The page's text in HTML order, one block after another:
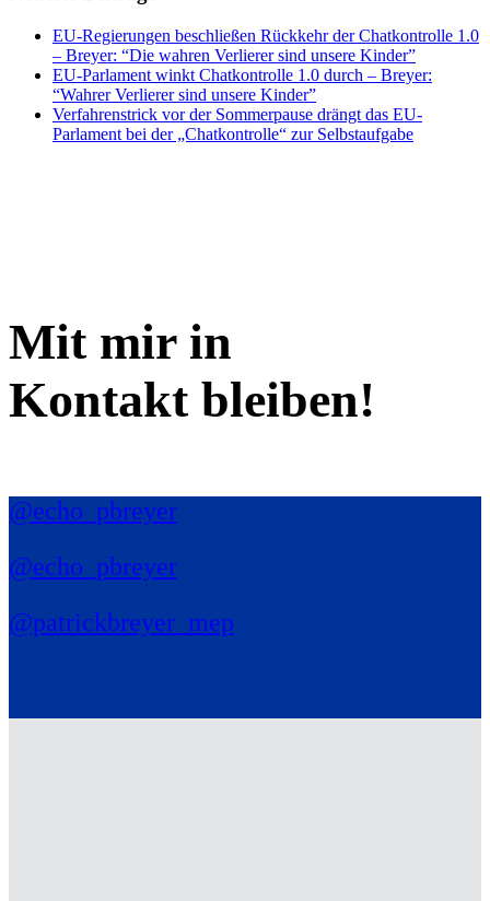
EU-Regierungen beschließen Rückkehr der Chatkontrolle 1.0
– Breyer: “Die wahren Verlierer sind unsere Kinder”
EU-Parlament winkt Chatkontrolle 1.0 durch – Breyer:
“Wahrer Verlierer sind unsere Kinder”
Verfahrenstrick vor der Sommerpause drängt das EU-
Parlament bei der „Chatkontrolle“ zur Selbstaufgabe
Mit mir in
Kontakt bleiben!
@echo_pbreyer
@echo_pbreyer
@patrickbreyer_mep